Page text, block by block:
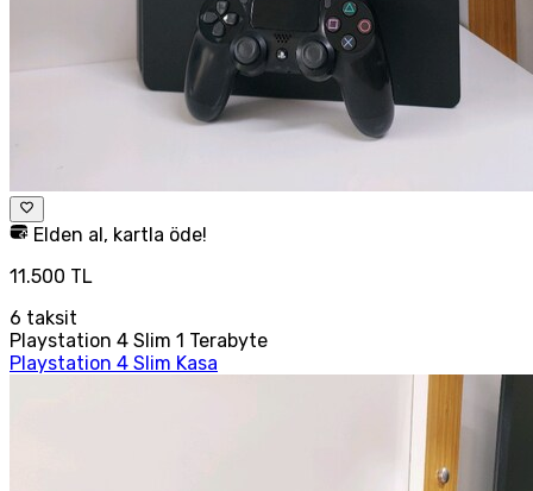
Elden al, kartla öde!
11.500 TL
6 taksit
Playstation 4 Slim 1 Terabyte
Playstation 4 Slim Kasa